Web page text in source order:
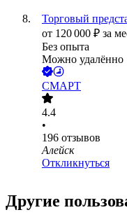
Торговый
от 120 000 ₽ за
Без опыта
Можно удалённо
СМАРТ
4.4
•
196 отзывов
Алейск
Откликнуться
Другие